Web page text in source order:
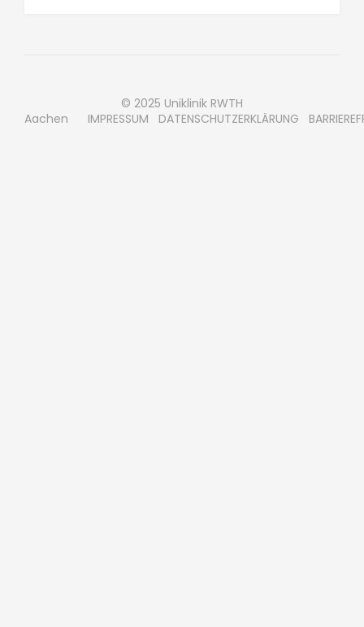
© 2025 Uniklinik RWTH
Aachen IMPRESSUM DATENSCHUTZERKLÄRUNG